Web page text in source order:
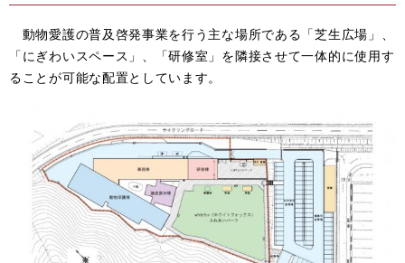
動物愛護の普及啓発事業を行う主な場所である「芝生広場」、
「にぎわいスペース」、「研修室」を隣接させて一体的に使用す
ることが可能な配置としています。